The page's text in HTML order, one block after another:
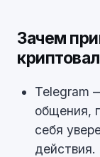
Зачем
Telegram
общения,
себя
действия.